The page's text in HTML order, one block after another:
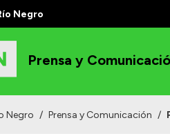
Negro
Prensa y
Negro / Prensa y Comunicación /